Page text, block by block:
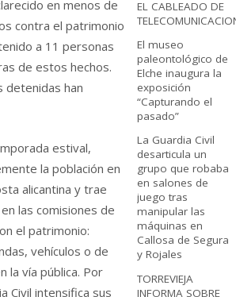
en menos de
contra el patrimonio
a 11 personas
de estos hechos.
detenidas han
estival,
la población en
alicantina y trae
las comisiones de
el patrimonio:
vehículos o de
la vía pública. Por
Civil intensifica sus
EL CABLEADO DE
El museo
paleontológico de
Elche inaugura la
exposición
“Capturando el
pasado”
La Guardia Civil
desarticula un
grupo que robaba
en salones de
juego tras
manipular las
máquinas en
Callosa de Segura
y Rojales
TORREVIEJA
INFORMA SOBRE